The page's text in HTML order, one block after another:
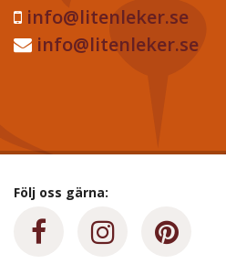
info@litenleker.se
info@litenleker.se
Följ oss gärna: